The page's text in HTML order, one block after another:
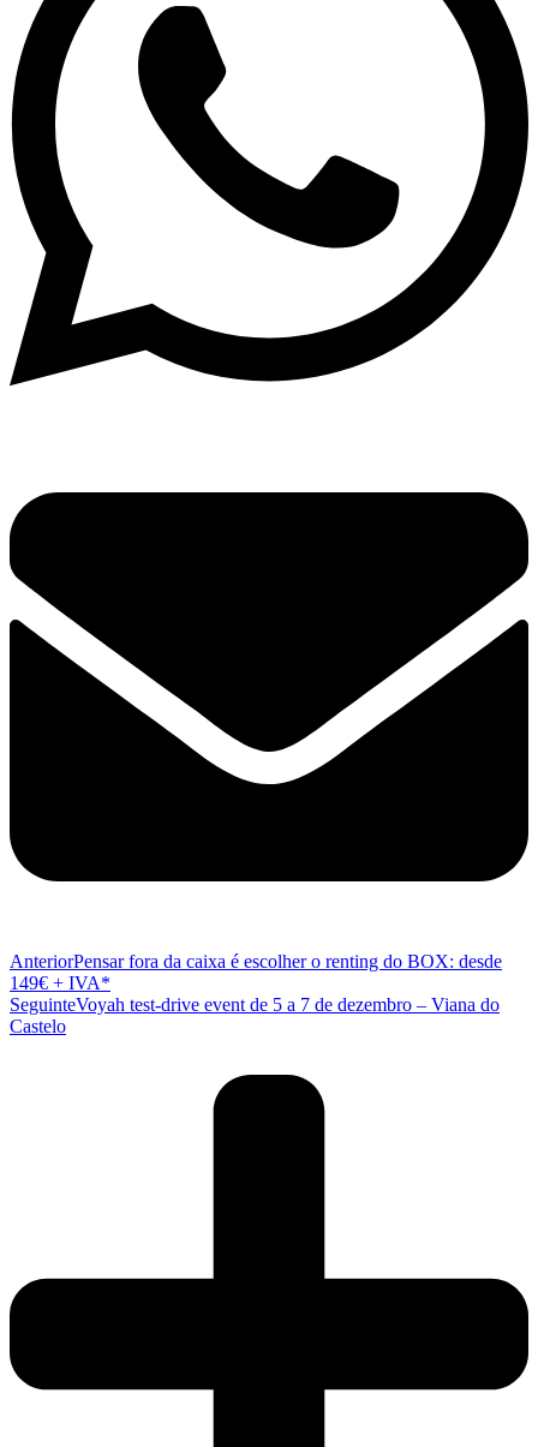
AnteriorPensar fora da caixa é escolher o renting do BOX: desde
149€ + IVA*
SeguinteVoyah test-drive event de 5 a 7 de dezembro – Viana do
Castelo